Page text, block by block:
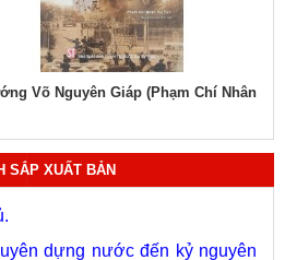
Giáp (Phạm Chí Nhân thể hiện)
SẮP XUẤT BẢN
tập). Tác giả: Ban Chỉ đạo biên
dựng nước đến kỷ nguyên
Tác giả: PGS.TS. Vũ Trọng